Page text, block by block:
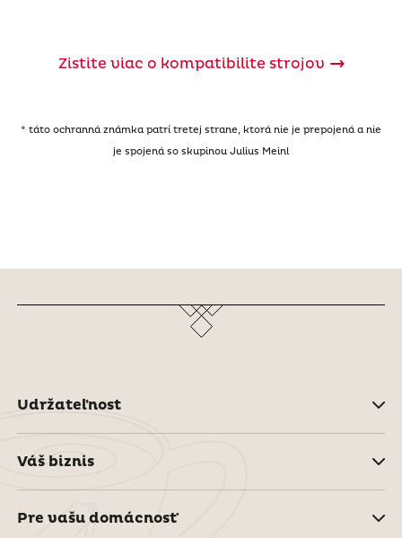
Zistite viac o kompatibilite strojov
* táto ochranná známka patrí tretej strane, ktorá nie je prepojená a nie
je spojená so skupinou Julius Meinl
Udržateľnost
Váš biznis
Pre vašu domácnosť